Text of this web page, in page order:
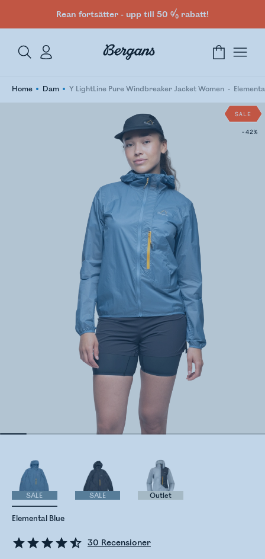
Rean fortsätter - upp till 50 % rabatt!
Home Dam Y LightLine Pure Windbreaker Jacket Women
SALE
-42%
30 Recensioner
Elemental Blue
SALE SALE Outlet